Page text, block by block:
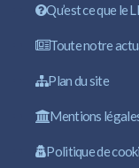
Qu’est ce que le
Toute notre
Plan du site
Mentions
Politique de